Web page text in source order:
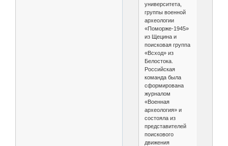
университета,
группы военной
археологии
«Поморже-1945»
из Щецина и
поисковая группа
«Всход» из
Белостока.
Российская
команда была
сформирована
журналом
«Военная
археология» и
состояла из
представителей
поискового
движения